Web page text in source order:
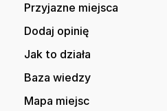
Przyjazne miejsca
Dodaj opinię
Jak to działa
Baza wiedzy
Mapa miejsc